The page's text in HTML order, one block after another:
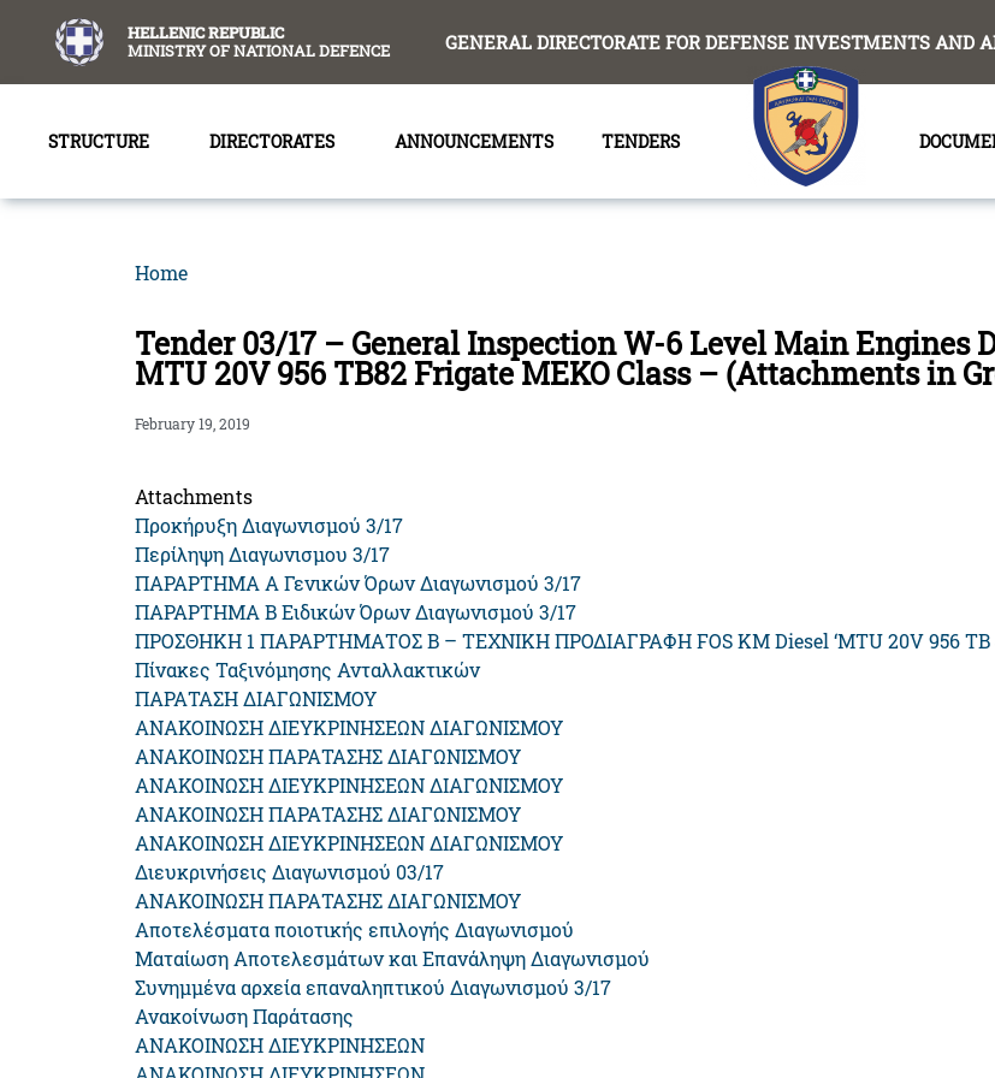
HELLENIC REPUBLIC
MINISTRY OF NATIONAL DEFENCE
GENERAL DIRECTORATE FOR DEFENSE INVESTMENTS AND
STRUCTURE DIRECTORATES ANNOUNCEMENTS TENDERS
Home
Tender 03/17 – General Inspection W-6 Level Main Engines
MTU 20V 956 TB82 Frigate MEKO Class – (Attachments in
February 19, 2019
Attachments
Προκήρυξη Διαγωνισμού 3/17
Περίληψη Διαγωνισμου 3/17
ΠΑΡΑΡΤΗΜΑ Α Γενικών Όρων Διαγωνισμού 3/17
ΠΑΡΑΡΤΗΜΑ B Ειδικών Όρων Διαγωνισμού 3/17
ΠΡΟΣΘΗΚΗ 1 ΠΑΡΑΡΤΗΜΑΤΟΣ Β – ΤΕΧΝΙΚΗ ΠΡΟΔΙΑΓΡΑΦΗ FOS ΚΜ Diesel ‘MTU 20V 956 TB
Πίνακες Ταξινόμησης Ανταλλακτικών
ΠΑΡΑΤΑΣΗ ΔΙΑΓΩΝΙΣΜΟΥ
ΑΝΑΚΟΙΝΩΣΗ ΔΙΕΥΚΡΙΝΗΣΕΩΝ ΔΙΑΓΩΝΙΣΜΟΥ
ΑΝΑΚΟΙΝΩΣΗ ΠΑΡΑΤΑΣΗΣ ΔΙΑΓΩΝΙΣΜΟΥ
ΑΝΑΚΟΙΝΩΣΗ ΔΙΕΥΚΡΙΝΗΣΕΩΝ ΔΙΑΓΩΝΙΣΜΟΥ
ΑΝΑΚΟΙΝΩΣΗ ΠΑΡΑΤΑΣΗΣ ΔΙΑΓΩΝΙΣΜΟΥ
ΑΝΑΚΟΙΝΩΣΗ ΔΙΕΥΚΡΙΝΗΣΕΩΝ ΔΙΑΓΩΝΙΣΜΟΥ
Διευκρινήσεις Διαγωνισμού 03/17
ΑΝΑΚΟΙΝΩΣΗ ΠΑΡΑΤΑΣΗΣ ΔΙΑΓΩΝΙΣΜΟΥ
Αποτελέσματα ποιοτικής επιλογής Διαγωνισμού
Ματαίωση Αποτελεσμάτων και Επανάληψη Διαγωνισμού
Συνημμένα αρχεία επαναληπτικού Διαγωνισμού 3/17
Ανακοίνωση Παράτασης
ΑΝΑΚΟΙΝΩΣΗ ΔΙΕΥΚΡΙΝΗΣΕΩΝ